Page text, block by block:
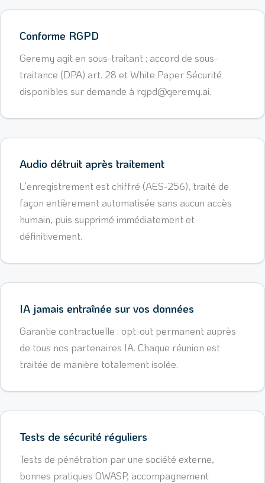
Conforme RGPD
Geremy agit en sous-traitant ; accord de sous-
traitance (DPA) art. 28 et White Paper Sécurité
disponibles sur demande à rgpd@geremy.ai.
Audio détruit après traitement
L’enregistrement est chiffré (AES-256), traité de
façon entièrement automatisée sans aucun accès
humain, puis supprimé immédiatement et
définitivement.
IA jamais entraînée sur vos données
Garantie contractuelle : opt-out permanent auprès
de tous nos partenaires IA. Chaque réunion est
traitée de manière totalement isolée.
Tests de sécurité réguliers
Tests de pénétration par une société externe,
bonnes pratiques OWASP, accompagnement